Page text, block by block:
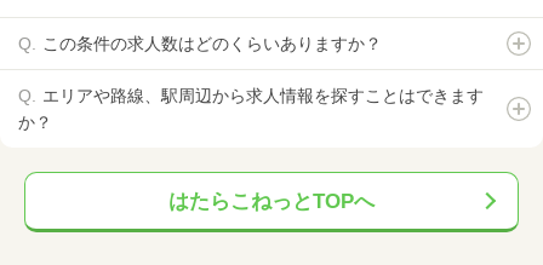
この条件の求人数はどのくらいありますか？
エリアや路線、駅周辺から求人情報を探すことはできます
か？
はたらこねっとTOPへ